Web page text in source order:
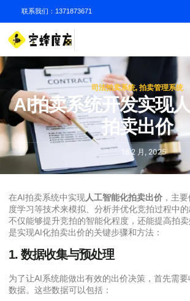
联系我们：1371873671
司法拍卖系统, 拍卖管理系统
AI拍卖系统开发实现
拍卖出价
18 2 月, 2025
在AI拍卖系统中实现人工智能化拍卖出价 ，主
度学习等技术来模拟、分析并优化竞拍过程中
不仅能够提升竞拍的智能化程度，还能提高拍
是实现AI化拍卖出价的关键步骤和方法：
1. 数据收集与预处理
为了让AI系统能做出有效的出价决策，首先需
数据。这些数据可以包括：